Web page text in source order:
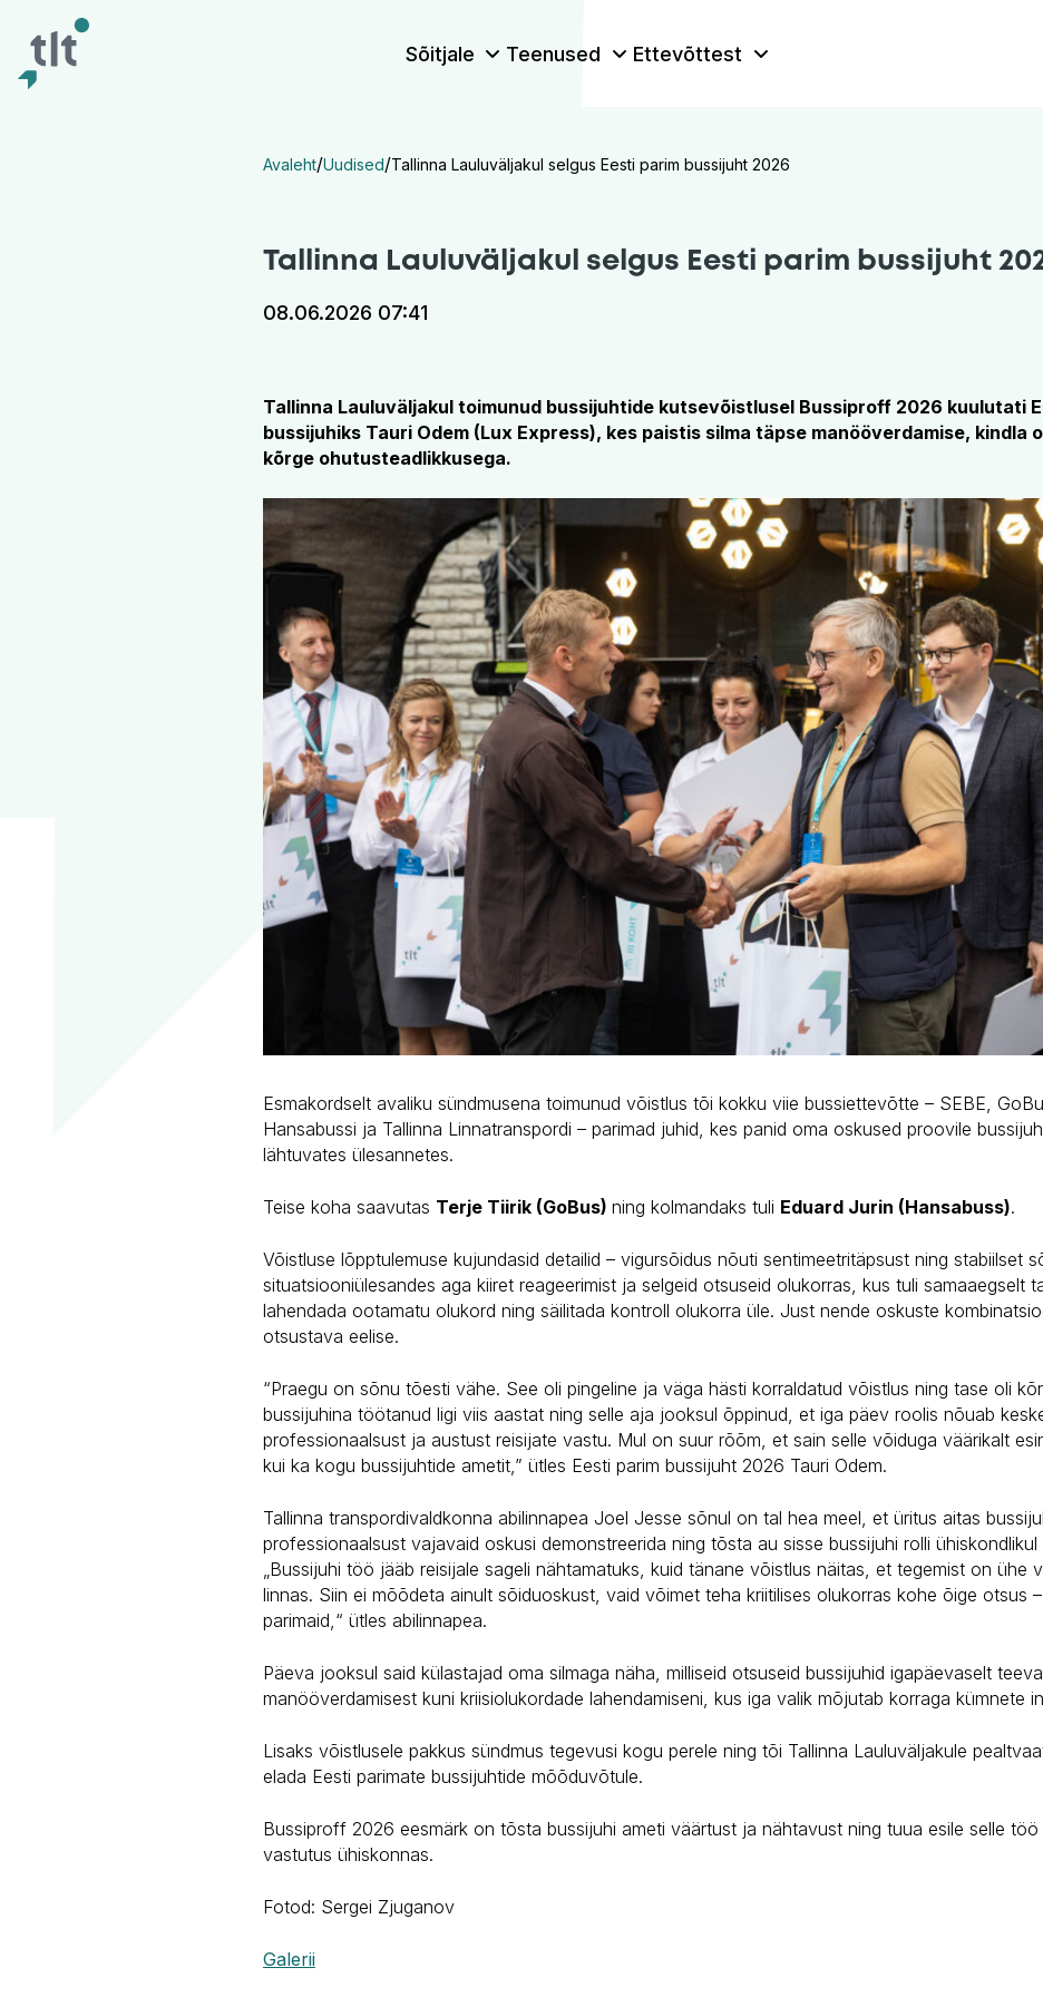
Sõitjale Teenused Ettevõttest
Avaleht/Uudised/Tallinna Lauluväljakul selgus Eesti parim bussijuht 2026
Tallinna Lauluväljakul selgus Eesti parim bussijuht
08.06.2026 07:41
Tallinna Lauluväljakul toimunud bussijuhtide kutsevõistlusel Bussiproff 2026 kuulutati
bussijuhiks Tauri Odem (Lux Express), kes paistis silma täpse manööverdamise, kindla
kõrge ohutusteadlikkusega.
Esmakordselt avaliku sündmusena toimunud võistlus tõi kokku viie bussiettevõtte – SEBE,
Hansabussi ja Tallinna Linnatranspordi – parimad juhid, kes panid oma oskused proovile
lähtuvates ülesannetes.
Teise koha saavutas Terje Tiirik (GoBus) ning kolmandaks tuli Eduard Jurin (Hansabuss).
Võistluse lõpptulemuse kujundasid detailid – vigursõidus nõuti sentimeetritäpsust ning stabiilset
situatsiooniülesandes aga kiiret reageerimist ja selgeid otsuseid olukorras, kus tuli samaaegselt
lahendada ootamatu olukord ning säilitada kontroll olukorra üle. Just nende oskuste
otsustava eelise.
“Praegu on sõnu tõesti vähe. See oli pingeline ja väga hästi korraldatud võistlus ning tase oli
bussijuhina töötanud ligi viis aastat ning selle aja jooksul õppinud, et iga päev roolis nõuab
professionaalsust ja austust reisijate vastu. Mul on suur rõõm, et sain selle võiduga väärikalt
kui ka kogu bussijuhtide ametit,” ütles Eesti parim bussijuht 2026 Tauri Odem.
Tallinna transpordivaldkonna abilinnapea Joel Jesse sõnul on tal hea meel, et üritus aitas
professionaalsust vajavaid oskusi demonstreerida ning tõsta au sisse bussijuhi rolli ühiskondlikul
„Bussijuhi töö jääb reisijale sageli nähtamatuks, kuid tänane võistlus näitas, et tegemist on ühe
linnas. Siin ei mõõdeta ainult sõiduoskust, vaid võimet teha kriitilises olukorras kohe õige otsus
parimaid,“ ütles abilinnapea.
Päeva jooksul said külastajad oma silmaga näha, milliseid otsuseid bussijuhid igapäevaselt
manööverdamisest kuni kriisiolukordade lahendamiseni, kus iga valik mõjutab korraga kümnete
Lisaks võistlusele pakkus sündmus tegevusi kogu perele ning tõi Tallinna Lauluväljakule
elada Eesti parimate bussijuhtide mõõduvõtule.
Bussiproff 2026 eesmärk on tõsta bussijuhi ameti väärtust ja nähtavust ning tuua esile selle
vastutus ühiskonnas.
Fotod: Sergei Zjuganov
Galerii